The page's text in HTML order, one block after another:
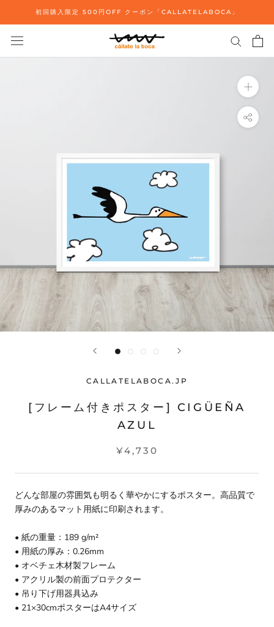
初回購入限定 500円OFF クーポン「CALLATELABOCA」
CALLATELABOCA.JP
[フレーム付きポスター] CIGÜEÑA
AZUL
¥4,730
どんな部屋の雰囲気も明るく華やかにするポスター。高品質で
厚みのあるマット用紙に印刷されます。
• 紙の重量：189 g/m²
• 用紙の厚み：0.26mm
• オベチェ木材製フレーム
• アクリル製の前面プロテクター
• 吊り下げ用器具込み
• 21×30cmポスターはA4サイズ